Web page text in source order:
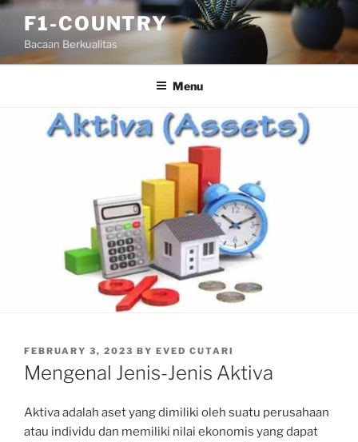
Skip
content
F1-COUNTRY
Bacaan Berkualitas
Menu
POSTED
ON
FEBRUARY 3, 2023 BY EVED CUTARI
Mengenal Jenis-Jenis Aktiva
Aktiva adalah aset yang dimiliki oleh suatu perusahaan
atau individu dan memiliki nilai ekonomis yang dapat